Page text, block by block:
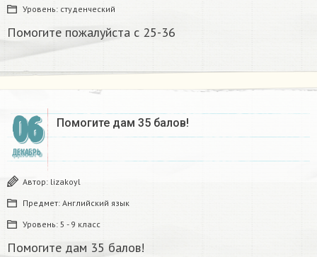
Уровень: студенческий
Помогите пожалуйста с 25-36
06
ДЕКАБРЬ
Помогите дам 35 балов!
Автор: lizakoyl
Предмет: Английский язык
Уровень: 5 - 9 класс
Помогите дам 35 балов!